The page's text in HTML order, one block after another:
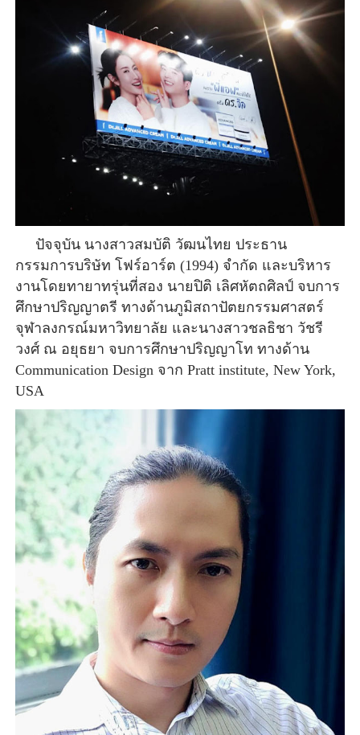
ปัจจุบัน นางสาวสมบัติ วัฒนไทย ประธาน
กรรมการบริษัท โฟร์อาร์ต (1994) จำกัด และบริหาร
งานโดยทายาทรุ่นที่สอง นายปิติ เลิศหัตถศิลป์ จบการ
ศึกษาปริญญาตรี ทางด้านภูมิสถาปัตยกรรมศาสตร์
จุฬาลงกรณ์มหาวิทยาลัย และนางสาวชลธิชา วัชรี
วงศ์ ณ อยุธยา จบการศึกษาปริญญาโท ทางด้าน
Communication Design จาก Pratt institute, New York,
USA